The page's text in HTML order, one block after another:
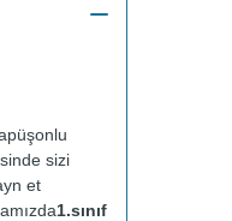
sizi
et
1.sınıf